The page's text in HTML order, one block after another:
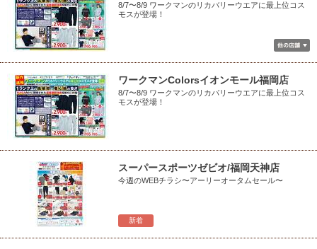
8/7〜8/9 ワークマンのリカバリーウエアに最上位コス
モスが登場！
ワークマンColorsイオンモール福岡店
8/7〜8/9 ワークマンのリカバリーウエアに最上位コス
モスが登場！
新着
スーパースポーツゼビオ/福岡天神店
今週のWEBチラシ〜アーリーオータムセール〜